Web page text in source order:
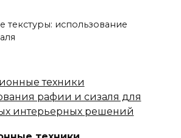
текстуры: использование